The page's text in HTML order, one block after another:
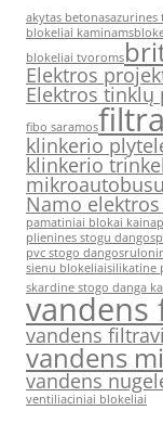
akytas betonasazurines
blokeliai kaminams
blokeliai tvoroms
Elektros
Elektros tinklų
fibo saramos
klinkerio
klinkerio
Namo
pamatiniai blokai kaina
plienines stogu dangos
pvc stogo dangos
sienu blokeliaisilikatine
skardine stogo danga
vandens
vandens
vandens
vandens
ventiliaciniai blokeliai